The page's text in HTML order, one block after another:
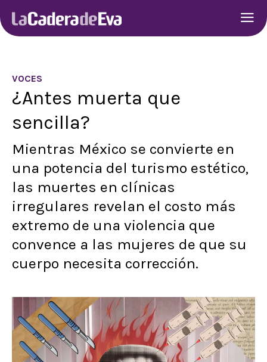
VOCES
¿Antes muerta que
sencilla?
Mientras México se convierte en
una potencia del turismo estético,
las muertes en clínicas
irregulares revelan el costo más
extremo de una violencia que
convence a las mujeres de que su
cuerpo necesita corrección.